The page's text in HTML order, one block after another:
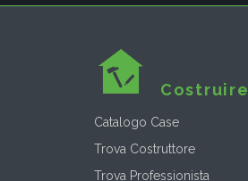
Costruire
Catalogo Case
Trova Costruttore
Trova Professionista